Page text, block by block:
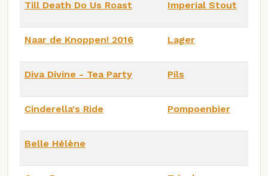
Till Death Do Us Roast Imperial Stout
Naar de Knoppen! 2016 Lager
Diva Divine - Tea Party Pils
Cinderella's Ride Pompoenbier
Belle Hélène